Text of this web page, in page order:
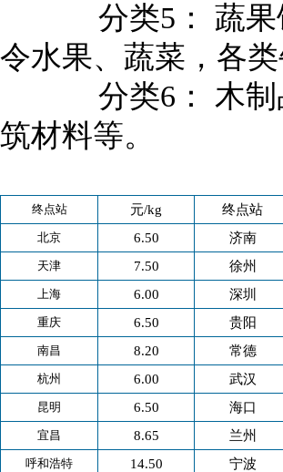
分类5： 蔬果饮
令水果、蔬菜，各
分类6： 木制品
筑材料等。
终点站 元/kg 终点站
北京 6.50 济南
天津 7.50 徐州
上海 6.00 深圳
重庆 6.50 贵阳
南昌 8.20 常德
杭州 6.00 武汉
昆明 6.50 海口
宜昌 8.65 兰州
呼和浩特 14.50 宁波